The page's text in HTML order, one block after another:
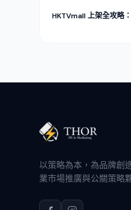
HKTVmall 上架全攻略
以策略為本，為品牌創
業市場推廣與公關策略